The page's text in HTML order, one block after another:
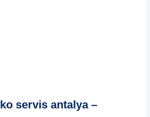
servis antalya –